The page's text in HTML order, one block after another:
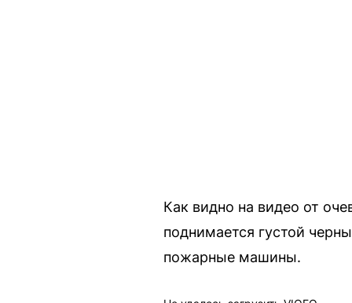
Как видно на видео от
поднимается густой
пожарные машины.